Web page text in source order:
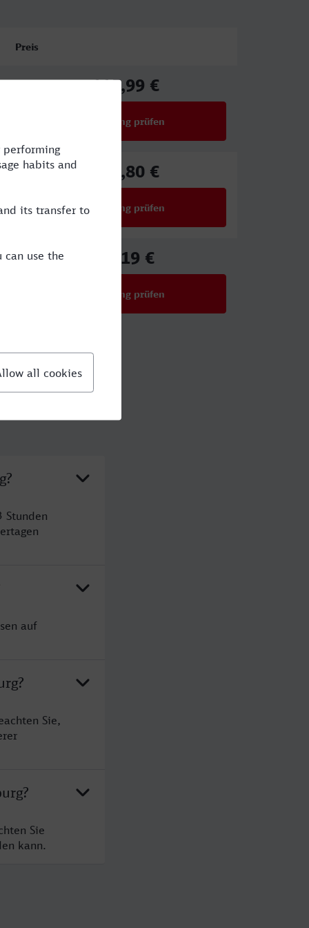
Preis
115,99 €
Verbindung prüfen
127,80 €
Verbindung prüfen
62,19 €
Verbindung prüfen
Stunden
auf
Sie,
Sie
kann.